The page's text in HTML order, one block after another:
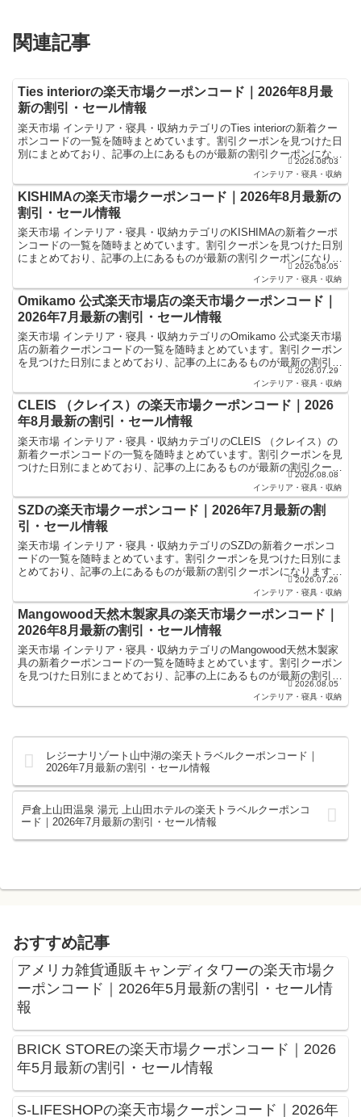
関連記事
Ties interiorの楽天市場クーポンコード｜2026年8月最
新の割引・セール情報
楽天市場 インテリア・寝具・収納カテゴリのTies interiorの新着クー
ポンコードの一覧を随時まとめています。割引クーポンを見つけた日
別にまとめており、記事の上にあるものが最新の割引クーポンになり
2026.08.03
インテリア・寝具・収納
KISHIMAの楽天市場クーポンコード｜2026年8月最新の
割引・セール情報
楽天市場 インテリア・寝具・収納カテゴリのKISHIMAの新着クーポ
ンコードの一覧を随時まとめています。割引クーポンを見つけた日別
にまとめており、記事の上にあるものが最新の割引クーポンになりま
2026.08.05
インテリア・寝具・収納
Omikamo 公式楽天市場店の楽天市場クーポンコード｜
2026年7月最新の割引・セール情報
楽天市場 インテリア・寝具・収納カテゴリのOmikamo 公式楽天市場
店の新着クーポンコードの一覧を随時まとめています。割引クーポン
を見つけた日別にまとめており、記事の上にあるものが最新の割引ク
2026.07.29
インテリア・寝具・収納
CLEIS （クレイス）の楽天市場クーポンコード｜2026
年8月最新の割引・セール情報
楽天市場 インテリア・寝具・収納カテゴリのCLEIS （クレイス）の
新着クーポンコードの一覧を随時まとめています。割引クーポンを見
つけた日別にまとめており、記事の上にあるものが最新の割引クーポ
2026.08.08
インテリア・寝具・収納
SZDの楽天市場クーポンコード｜2026年7月最新の割
引・セール情報
楽天市場 インテリア・寝具・収納カテゴリのSZDの新着クーポンコ
ードの一覧を随時まとめています。割引クーポンを見つけた日別にま
とめており、記事の上にあるものが最新の割引クーポンになります。
楽天スーパーセールやお買い物マラソンなどキャンペーン...2026.07.26
インテリア・寝具・収納
Mangowood天然木製家具の楽天市場クーポンコード｜
2026年8月最新の割引・セール情報
楽天市場 インテリア・寝具・収納カテゴリのMangowood天然木製家
具の新着クーポンコードの一覧を随時まとめています。割引クーポン
を見つけた日別にまとめており、記事の上にあるものが最新の割引ク
2026.08.05
インテリア・寝具・収納
レジーナリゾート山中湖の楽天トラベルクーポンコード｜
2026年7月最新の割引・セール情報
戸倉上山田温泉 湯元 上山田ホテルの楽天トラベルクーポンコ
ード｜2026年7月最新の割引・セール情報
おすすめ記事
アメリカ雑貨通販キャンディタワーの楽天市場ク
ーポンコード｜2026年5月最新の割引・セール情
報
BRICK STOREの楽天市場クーポンコード｜2026
年5月最新の割引・セール情報
S-LIFESHOPの楽天市場クーポンコード｜2026年